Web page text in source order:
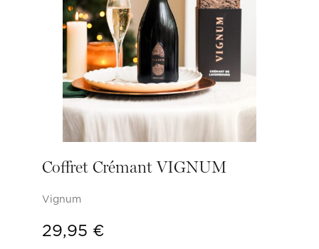
Coffret Crémant VIGNUM
Vignum
29,95 €